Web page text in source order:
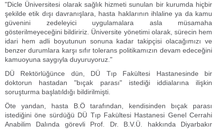
"Dicle Üniversitesi olarak sağlık hizmeti sunulan bir kurumda hiçbir
şekilde etik dışı davranışlara, hasta haklarının ihlaline ya da kamu
güvenini zedeleyici uygulamalara asla müsamaha
gösterilmeyeceğini bildiririz. Üniversite yönetimi olarak, sürecin hem
idari hem adli boyutunun sonuna kadar takipçisi olacağımızı ve
benzer durumlara karşı sıfır tolerans politikamızın devam edeceğini
kamuoyuna saygıyla duyuruyoruz."
DÜ Rektörlüğünce dün, DÜ Tıp Fakültesi Hastanesinde bir
doktorun hastadan "bıçak parası" istediği iddialarına ilişkin
soruşturma başlatıldığı bildirilmişti.
Öte yandan, hasta B.Ö tarafından, kendisinden bıçak parası
istediğini öne sürdüğü DÜ Tıp Fakültesi Hastanesi Genel Cerrahi
Anabilim Dalında görevli Prof. Dr. B.V.Ü. hakkında Diyarbakır